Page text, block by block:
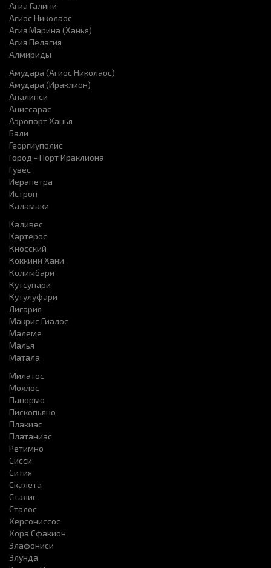
Агиа Галини
Агиос Николаос
Агия Марина (Ханья)
Агия Пелагия
Алмириды
Амудара (Агиос Николаос)
Амудара (Ираклион)
Аналипси
Аниссарас
Аэропорт Ханья
Бали
Георгиуполис
Город - Порт Ираклиона
Гувес
Иерапетра
Истрон
Каламаки
Каливес
Картерос
Кносский
Коккини Хани
Колимбари
Кутсунари
Кутулуфари
Лигария
Макрис Гиалос
Малеме
Малья
Матала
Милатос
Мохлос
Панормо
Пископьяно
Плакиас
Платаниас
Ретимно
Сисси
Сития
Скалета
Сталис
Сталос
Херсониссоc
Хора Сфакион
Элафониси
Элунда